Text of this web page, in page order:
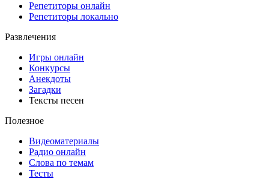
Репетиторы онлайн
Репетиторы локально
Развлечения
Игры онлайн
Конкурсы
Анекдоты
Загадки
Тексты песен
Полезное
Видеоматериалы
Радио онлайн
Слова по темам
Тесты